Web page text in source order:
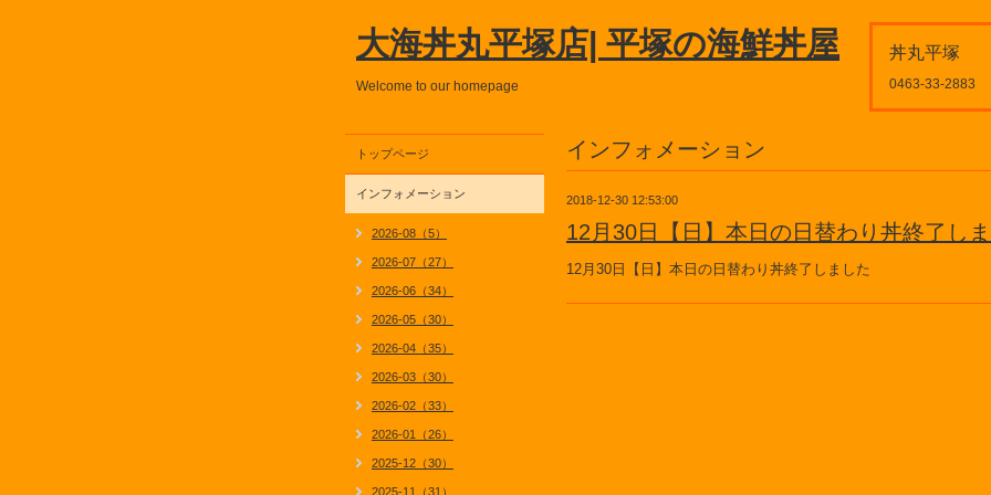
丼丸平塚
0463-33-2883
大海丼丸平塚店| 平塚の海鮮丼屋
Welcome to our homepage
インフォメーション
2018-12-30 12:53:00
12月30日【日】本日の日替わり丼終了し
12月30日【日】本日の日替わり丼終了しました
トップページ
インフォメーション
2026-08（5）
2026-07（27）
2026-06（34）
2026-05（30）
2026-04（35）
2026-03（30）
2026-02（33）
2026-01（26）
2025-12（30）
2025-11（31）